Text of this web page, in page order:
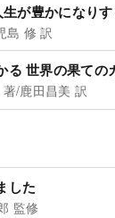
が豊かになり
島 修 訳
る 世界の果ての
/鹿田昌美 訳
した
監修